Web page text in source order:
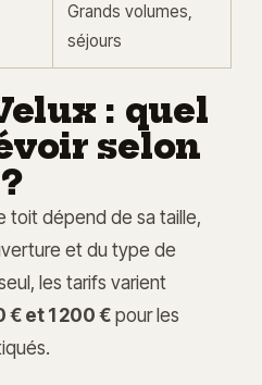
Grands volumes,
séjours
: quel
selon
toit dépend de sa taille,
et du type de
les tarifs varient
€ et 1 200 €pour les